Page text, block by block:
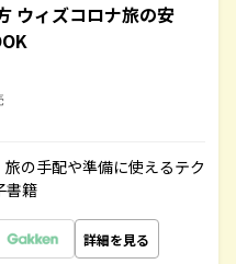
ウィズコロナ旅の安
の手配や準備に使えるテク
書籍
詳細を見る